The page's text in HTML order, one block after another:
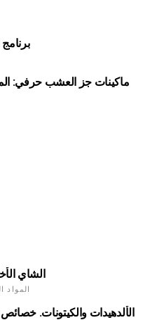
ماكينات جز العشب حرفي:
الشاي
المواد
الألدهيدات والكيتونات.